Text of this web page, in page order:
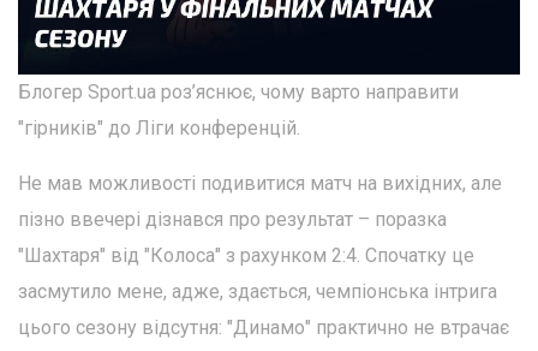
Блогер Sport.ua роз’яснює, чому варто направити
"гірників" до Ліги конференцій.
Не мав можливості подивитися матч на вихідних, але
пізно ввечері дізнався про результат – поразка
"Шахтаря" від "Колоса" з рахунком 2:4. Спочатку це
засмутило мене, адже, здається, чемпіонська інтрига
цього сезону відсутня: "Динамо" практично не втрачає